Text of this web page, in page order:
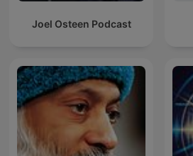
Joel Osteen Podcast